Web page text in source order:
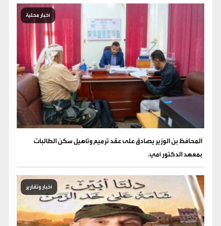
أخبار محلية
المحافظ بن الوزير يصادق على عقد ترميم وتأهيل سكن الطالبات
بمعهد الدكتور أمي.
أخبار وتقارير